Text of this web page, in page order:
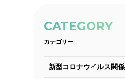
CATEGORY
カテゴリー
新型コロナウイルス関係